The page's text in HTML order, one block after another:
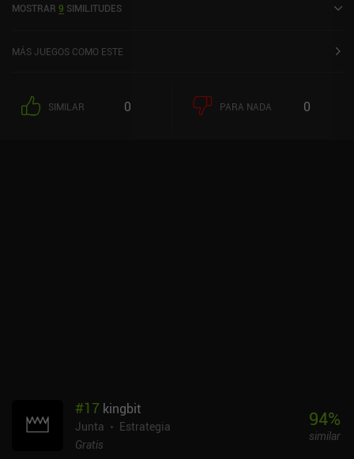
y de 4,6 sobre 5,0 en la App Store de iOS.
MOSTRAR 9 SIMILITUDES
MÁS JUEGOS COMO ESTE
SIMILAR 0 PARA NADA 0
#17 kingbit
Junta
Estrategia
Gratis
94%
similar